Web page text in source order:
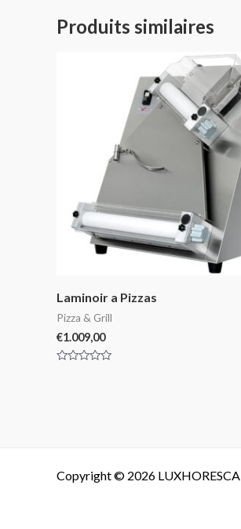
Produits similaires
Laminoir a Pizzas
Pizza & Grill
€1.009,00
Copyright © 2026 LUXHORESCA